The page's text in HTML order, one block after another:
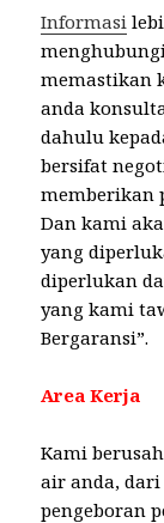
Informasi
memastikan
anda
dahulu
bersifat
memberikan
Dan kami
yang
diperlukan
yang kami
Bergaransi”.
Area Kerja
Kami
air anda,
pengeboran